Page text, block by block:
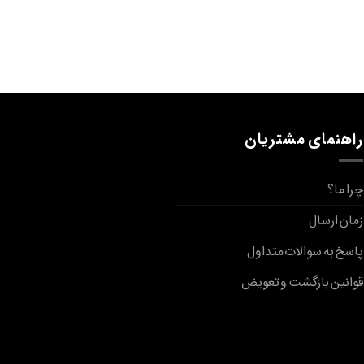
راهنمای مشتریان
چرا ما؟
زمان ارسال
پاسخ به سوالات متداول
قوانین بازگشت و تعویض